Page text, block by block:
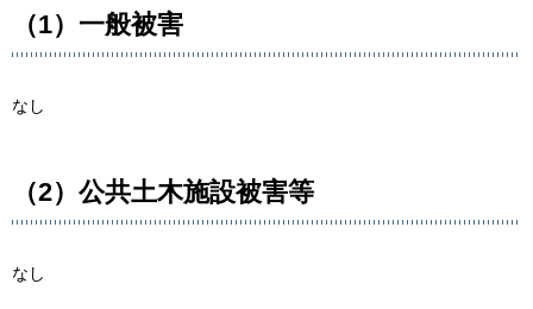
（1）一般被害
なし
（2）公共土木施設被害等
なし